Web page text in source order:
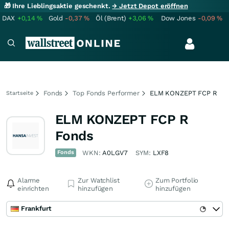
🎁 Ihre Lieblingsaktie geschenkt.→ Jetzt Depot eröffnen
DAX +0,14% Gold -0,37% Öl (Brent) +3,06% Dow Jones -0,09%
Startseite Fonds Top Fonds Performer ELM KONZEPT FCP R
ELM KONZEPT FCP R
Fonds
Fonds WKN:A0LGV7 SYM: LXF8
Alarme
einrichten
Zur Watchlist
hinzufügen
Zum Portfolio
hinzufügen
Frankfurt